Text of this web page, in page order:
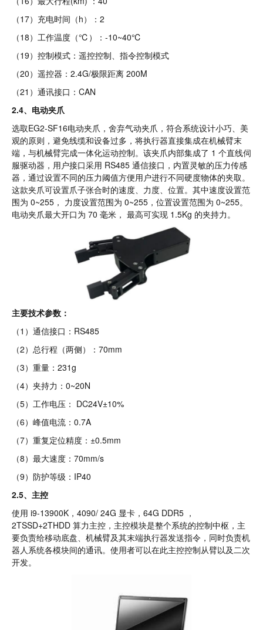
（17）充电时间（h）：2
（18）工作温度（℃）：-10~40℃
（19）控制模式：遥控控制、指令控制模式
（20）遥控器：2.4G/极限距离 200M
（21）通讯接口：CAN
2.4、电动夹爪
选取EG2-SF16电动夹爪，舍弃气动夹爪，符合系统设计小巧、美
观的原则，避免线缆和设备过多，将执行器直接集成在机械臂末
端，与机械臂完成一体化运动控制。该夹爪内部集成了 1 个直线伺
服驱动器，用户接口采用 RS485 通信接口，内置灵敏的压力传感
器，通过设置不同的压力阈值方便用户进行不同硬度物体的夹取。
这款夹爪可设置爪子张合时的速度、力度、位置。其中速度设置范
围为 0~255， 力度设置范围为 0~255，位置设置范围为 0~255。
电动夹爪最大开口为 70 毫米， 最高可实现 1.5Kg 的夹持力。
主要技术参数：
（1）通信接口：RS485
（2）总行程（两侧）：70mm
（3）重量：231g
（4）夹持力：0~20N
（5）工作电压： DC24V±10%
（6）峰值电流：0.7A
（7）重复定位精度：±0.5mm
（8）最大速度：70mm/s
（9）防护等级：IP40
2.5、主控
使用 i9-13900K，4090/ 24G 显卡，64G DDR5 ，
2TSSD+2THDD 算力主控，主控模块是整个系统的控制中枢，主
要负责给移动底盘、机械臂及其末端执行器发送指令，同时负责机
器人系统各模块间的通讯。使用者可以在此主控控制从臂以及二次
开发。